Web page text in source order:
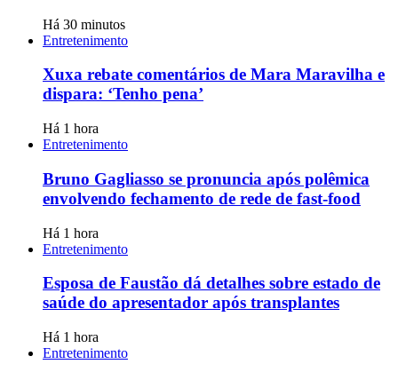
Há 30 minutos
Entretenimento
Xuxa rebate comentários de Mara Maravilha e
dispara: ‘Tenho pena’
Há 1 hora
Entretenimento
Bruno Gagliasso se pronuncia após polêmica
envolvendo fechamento de rede de fast-food
Há 1 hora
Entretenimento
Esposa de Faustão dá detalhes sobre estado de
saúde do apresentador após transplantes
Há 1 hora
Entretenimento